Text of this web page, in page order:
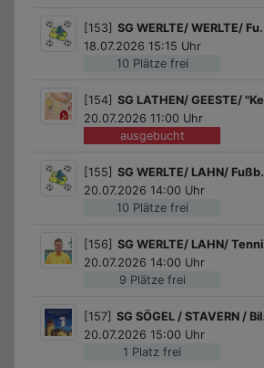
10 Plätze frei
[153] SG WERLTE/ WERLTE/ Fußball für Mädchen
18.07.2026 15:15 Uhr
ausgebucht
[154] SG LATHEN/ GEESTE/ "Keks-Backworkshop" in der Schulbäckerei Coppenrath
20.07.2026 11:00 Uhr
10 Plätze frei
[155] SG WERLTE/ LAHN/ Fußball für Jungs
20.07.2026 14:00 Uhr
9 Plätze frei
[156] SG WERLTE/ LAHN/ Tennis Schnupperkurs der Tennisabteilung des SV Lahn!
20.07.2026 14:00 Uhr
1 Platz frei
[157] SG SÖGEL / STAVERN / Bilderbuchkino "Das kleine Gespenst"
20.07.2026 15:00 Uhr